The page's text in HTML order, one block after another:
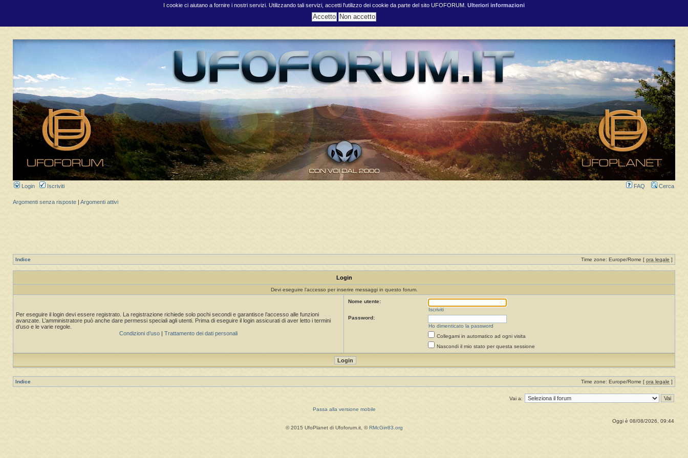
I cookie ci aiutano a fornire i nostri servizi. Utilizzando tali servizi, accetti l'utilizzo dei cookie da parte del sito UFOFORUM. Ulteriori informazioni
Login Iscriviti FAQ Cerca
Argomenti senza risposte Argomenti attivi
Indice Time zone: Europe/Rome [ ora legale ]
Login
Devi eseguire l’accesso per inserire messaggi in questo forum.
Per eseguire il login devi essere registrato. La registrazione richiede solo pochi secondi e garantisce l’accesso alle funzioni
avanzate. L’amministratore può anche dare permessi speciali agli utenti. Prima di eseguire il login assicurati di aver letto i termini
d’uso e le varie regole.
Condizioni d’uso
Trattamento dei dati personali
Nome utente:
Iscriviti
Password:
Ho dimenticato la password
Collegami in automatico ad ogni visita
Nascondi il mio stato per questa sessione
Indice Time zone: Europe/Rome [ ora legale ]
Vai a:
Passa alla versione mobile
Oggi è 08/08/2026, 09:44
© 2015 UfoPlanet di Ufoforum.it, © RMcGirr83.org